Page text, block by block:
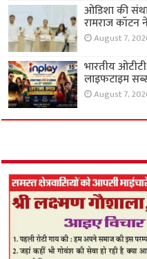
ओडिशा की
रामराज कॉटन
August 7,
भारतीय
लाइफटाइम
August 7,